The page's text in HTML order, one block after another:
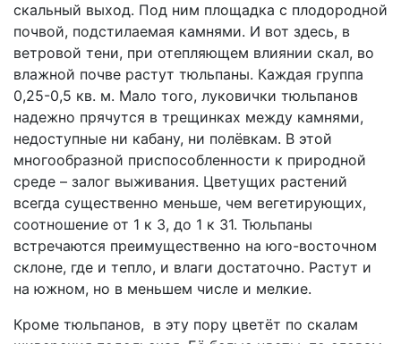
скальный выход. Под ним площадка с плодородной
почвой, подстилаемая камнями. И вот здесь, в
ветровой тени, при отепляющем влиянии скал, во
влажной почве растут тюльпаны. Каждая группа
0,25-0,5 кв. м. Мало того, луковички тюльпанов
надежно прячутся в трещинках между камнями,
недоступные ни кабану, ни полёвкам. В этой
многообразной приспособленности к природной
среде – залог выживания. Цветущих растений
всегда существенно меньше, чем вегетирующих,
соотношение от 1 к 3, до 1 к 31. Тюльпаны
встречаются преимущественно на юго-восточном
склоне, где и тепло, и влаги достаточно. Растут и
на южном, но в меньшем числе и мелкие.
Кроме тюльпанов, в эту пору цветёт по скалам